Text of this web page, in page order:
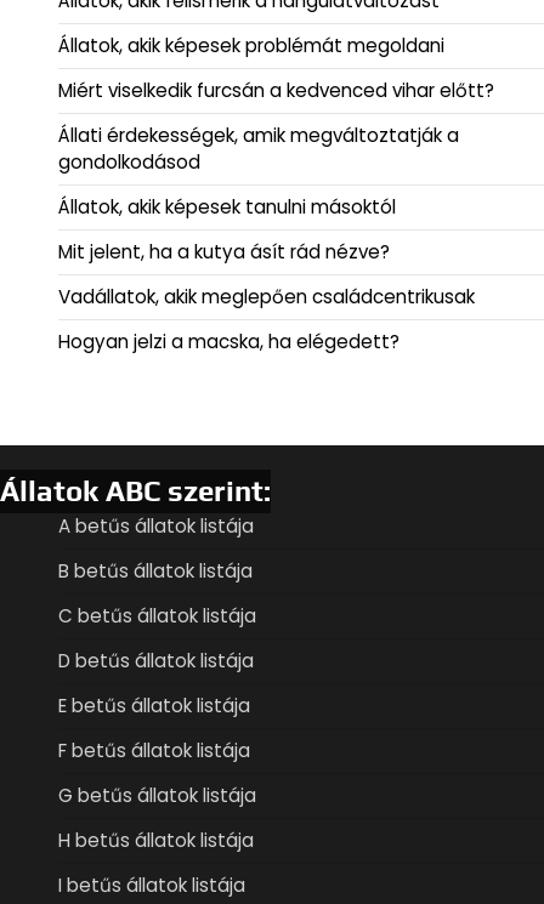
Állatok, akik képesek problémát megoldani
Miért viselkedik furcsán a kedvenced vihar előtt?
Állati érdekességek, amik megváltoztatják a
gondolkodásod
Állatok, akik képesek tanulni másoktól
Mit jelent, ha a kutya ásít rád nézve?
Vadállatok, akik meglepően családcentrikusak
Hogyan jelzi a macska, ha elégedett?
Állatok ABC szerint:
A betűs állatok listája
B betűs állatok listája
C betűs állatok listája
D betűs állatok listája
E betűs állatok listája
F betűs állatok listája
G betűs állatok listája
H betűs állatok listája
I betűs állatok listája